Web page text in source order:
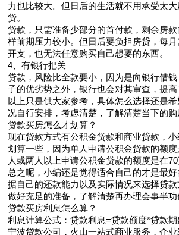
力也比较大。但日后的生活就不用承受太
贷。
贷款，只需准备少部分的首付款，剩余房
样前期压力较小。但日后要负担房贷，每
开支，也无法任意购买自己想要的东西。
4、有银行把关
贷款，风险比全款要小，因为是向银行借
子的优劣势之外，银行也会对其审查，提高
以上只是供大家参考，具体怎么选择还是
况自行安排，考虑清楚，了解清楚当下的购
贷款买房怎么才划算？
现在贷款方式有公积金贷款和商业贷款，
划算一些，因为单人申请公积金贷款的额
人或两人以上申请公积金贷款的额度是在70
总之呢，小编还是觉得适合自己的才是最
据自己的还款能力以及实际情况来选择贷
做好充足的准备，了解清楚再办理会事半功
贷款买房利息怎么算？
利息计算公式：贷款利息=贷款额度*贷款期
宁波贷款公司，火山一站式商业服务，企业